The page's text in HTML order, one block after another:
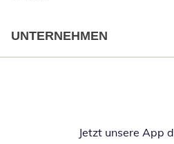
UNTERNEHMEN
Jetzt unsere App